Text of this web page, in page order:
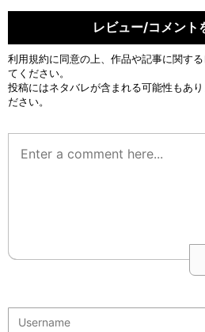
レビュー/コメント
利用規約に同意の上、作品や記事に関す
てください。
投稿にはネタバレが含まれる可能性もあ
ださい。